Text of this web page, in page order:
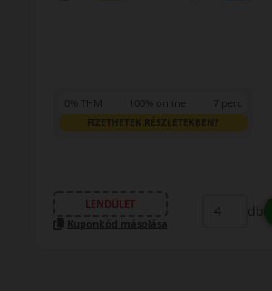
0% THM 100% online 7 perc
FIZETHETEK RÉSZLETEKBEN?
LENDÜLET
Kuponkód másolása
db